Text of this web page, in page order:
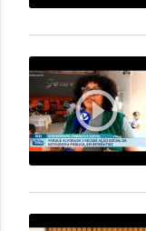
play_circle_outline